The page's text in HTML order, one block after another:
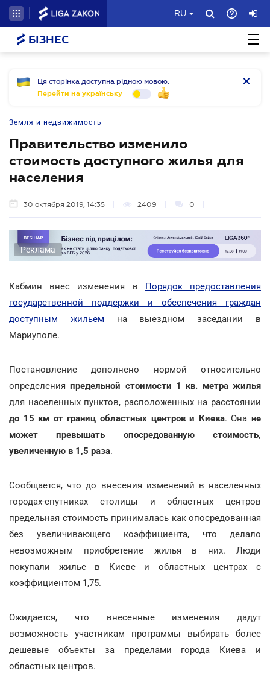
RU
БІЗНЕС
Ця сторінка доступна рідною мовою.
Перейти на українську
Земля и недвижимость
Правительство изменило
стоимость доступного жилья для
населения
30 октября 2019, 14:35 2409 0
Реклама
Кабмин внес изменения в Порядок предоставления
государственной поддержки и обеспечения граждан
доступным жильем на выездном заседании в
Мариуполе.
Постановление дополнено нормой относительно
определенияпредельной стоимости 1 кв. метра жилья
для населенных пунктов, расположенных на расстоянии
до 15 км от границ областных центров и Киева. Онане
может превышать опосредованную стоимость,
увеличенную в 1,5 раза.
Сообщается, что до внесения изменений в населенных
городах-спутниках столицы и областных центров
предельная стоимость принималась как опосредованная
без увеличивающего коэффициента, что делало
невозможным приобретение жилья в них. Люди
покупали жилье в Киеве и областных центрах с
коэффициентом 1,75.
Ожидается, что внесенные изменения дадут
возможность участникам программы выбирать более
дешевые объекты за пределами города Киева и
областных центров.